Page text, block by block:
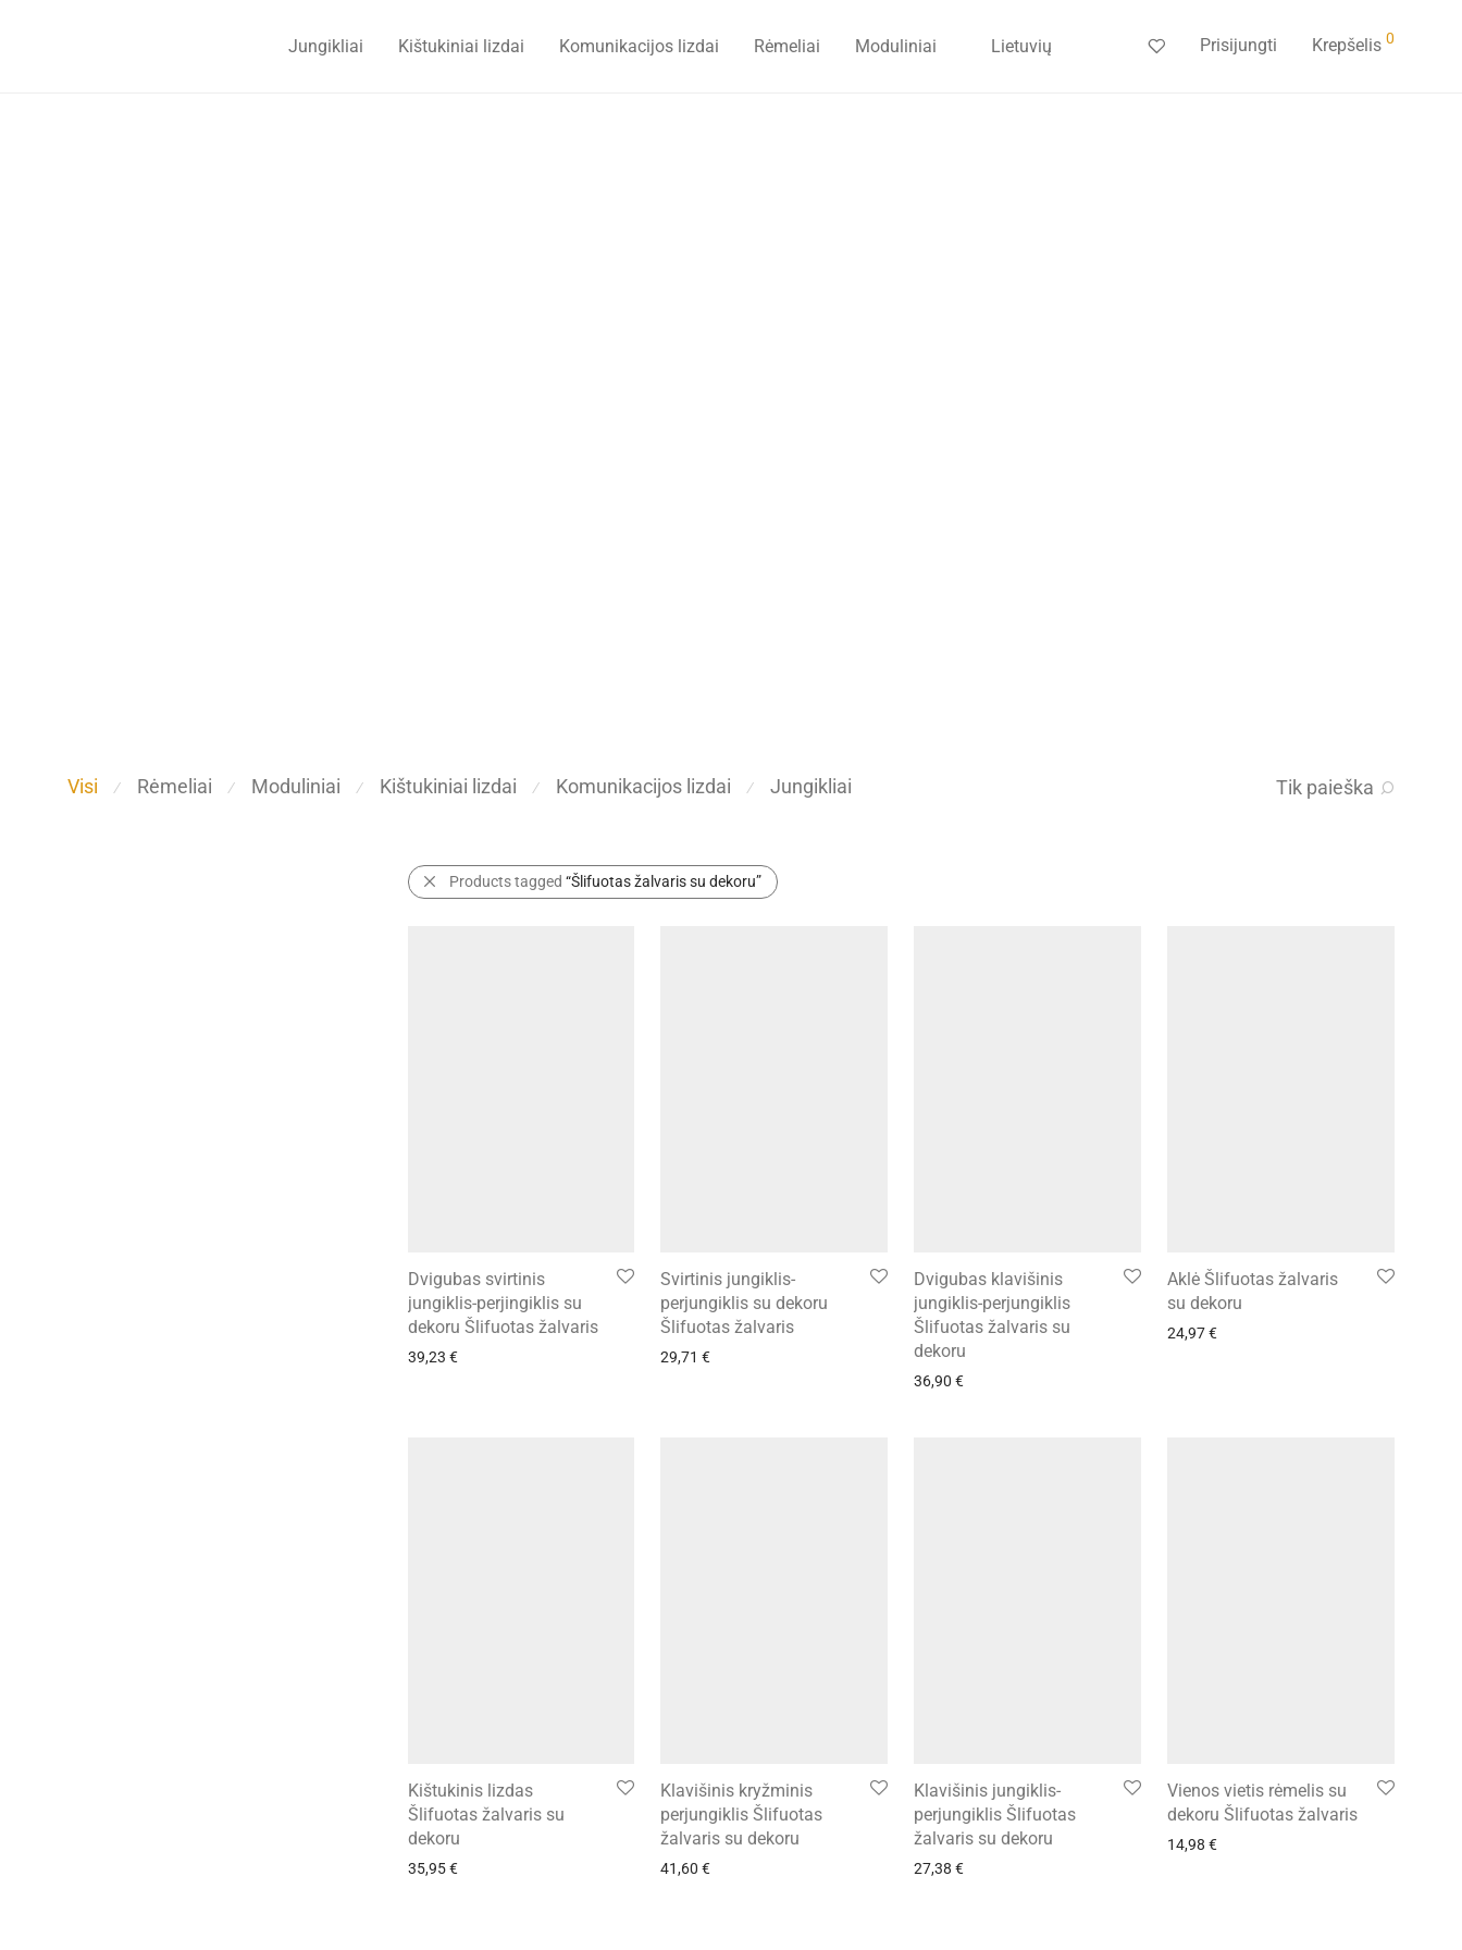
Jungikliai Kištukiniai lizdai Komunikacijos lizdai Rėmeliai Moduliniai Lietuvių Prisijungti Krepšelis 0
Tik paieška
Visi ⁄ Rėmeliai ⁄ Moduliniai ⁄ Kištukiniai lizdai ⁄ Komunikacijos lizdai ⁄ Jungikliai
Products tagged “Šlifuotas žalvaris su dekoru”
Dvigubas svirtinis
jungiklis-perjingiklis su
dekoru Šlifuotas žalvaris
39,23 €
Svirtinis jungiklis-
perjungiklis su dekoru
Šlifuotas žalvaris
29,71€
Dvigubas klavišinis
jungiklis-perjungiklis
Šlifuotas žalvaris su
dekoru
36,90€
Aklė Šlifuotas žalvaris
su dekoru
24,97€
Kištukinis lizdas
Šlifuotas žalvaris su
dekoru
35,95€
Klavišinis kryžminis
perjungiklis Šlifuotas
žalvaris su dekoru
41,60€
Klavišinis jungiklis-
perjungiklis Šlifuotas
žalvaris su dekoru
27,38€
Vienos vietis rėmelis su
dekoru Šlifuotas žalvaris
14,98€